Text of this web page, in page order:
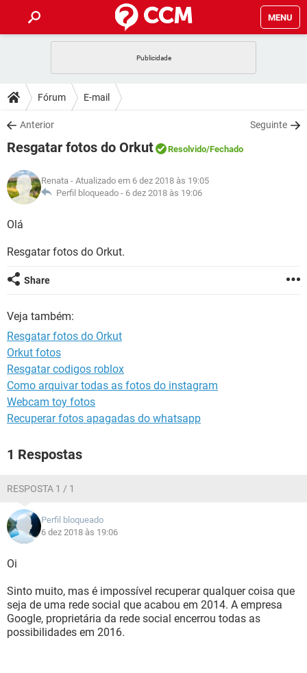
MENU
CELULAR
OUTLOOK
INSTAGRAM GMAIL
GUIA DE COMPRAS
DICAS
JOGOS
INSTAGRAM GMAIL
GUIA DE COMPRAS
DOWNLOADS
JOGOS WHATSAPP
CELULAR
OUTLOOK EXCEL
INSTAGRAM
FÓRUM
JOGOS WHATSAPP
CELULAR
OUTLOOK
INSTAGRAM
GUIA DE COMPRAS
GLOSSÁRIO
JOGOS
INSTAGRAM
GUIA DE COMPRAS
Fórum E-mail
Anterior Seguinte
Resgatar fotos do Orkut Resolvido/Fechado
Renata - Atualizado em 6 dez 2018 às 19:05
Perfil bloqueado - 6 dez 2018 às 19:06
Olá
Resgatar fotos do Orkut.
Share
Veja também:
Resgatar fotos do Orkut
Orkut fotos
Resgatar codigos roblox
Como arquivar todas as fotos do instagram
Webcam toy fotos
Recuperar fotos apagadas do whatsapp
1 Respostas
RESPOSTA 1 / 1
Perfil bloqueado
6 dez 2018 às 19:06
Oi
Sinto muito, mas é impossível recuperar qualquer coisa que
seja de uma rede social que acabou em 2014. A empresa
Google, proprietária da rede social encerrou todas as
possibilidades em 2016.